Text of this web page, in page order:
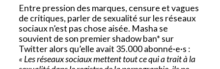
Entre pression des marques, censure et vagues
de critiques, parler de sexualité sur les réseaux
sociaux n’est pas chose aisée. Masha se
souvient de son premier shadow ban* sur
Twitter alors qu’elle avait 35.000 abonné·e·s :
« Les réseaux sociaux mettent tout ce qui a trait à la